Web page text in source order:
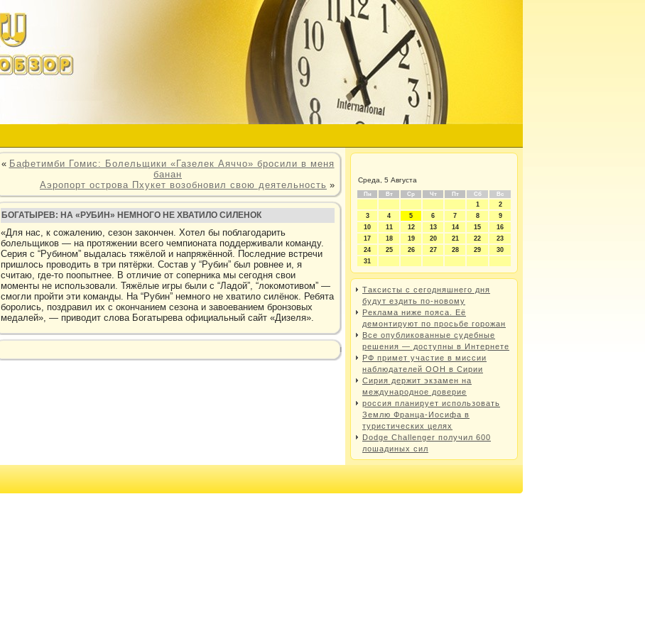
« Бафетимби Гомис: Болельщики «Газелек Аяччо» бросили в меня
банан
Аэропорт острова Пхукет возобновил свою деятельность »
БОГАТЫРЕВ: НА «РУБИН» НЕМНОГО НЕ ХВАТИЛО СИЛЕНОК
«Для нас, к сожалению, сезон закончен. Хотел бы поблагодарить
болельщиков — на протяжении всего чемпионата поддерживали команду.
Серия с “Рубином” выдалась тяжёлой и напряжённой. Последние встречи
пришлось проводить в три пятёрки. Состав у “Рубин” был ровнее и, я
считаю, где-то поопытнее. В отличие от соперника мы сегодня свои
моменты не использовали. Тяжёлые игры были с “Ладой”, “локомотивом” —
смогли пройти эти команды. На “Рубин” немного не хватило силёнок. Ребята
боролись, поздравил их с окончанием сезона и завоеванием бронзовых
медалей», — приводит слова Богатырева официальный сайт «Дизеля».
Среда, 5 Августа
Пн Вт Ср Чт Пт Сб Вс
1
2
3
4 5 6 7 8
9
10
11 12 13 14 15
16
17
18 19 20 21 22
23
24
25 26 27 28 29
30
31
Таксисты с сегодняшнего дня
будут ездить по-новому
Реклама ниже пояса. Её
демонтируют по просьбе горожан
Все опубликованные судебные
решения — доступны в Интернете
РФ примет участие в миссии
наблюдателей ООН в Сирии
Сирия держит экзамен на
международное доверие
россия планирует использовать
Землю Франца-Иосифа в
туристических целях
Dodge Challenger получил 600
лошадиных сил